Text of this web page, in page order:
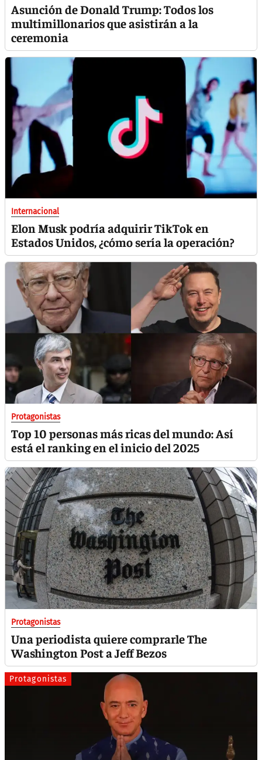
Asunción de Donald Trump: Todos los
multimillonarios que asistirán a la
ceremonia
Internacional
Elon Musk podría adquirir TikTok en
Estados Unidos, ¿cómo sería la operación?
Protagonistas
Top 10 personas más ricas del mundo: Así
está el ranking en el inicio del 2025
Protagonistas
Una periodista quiere comprarle The
Washington Post a Jeff Bezos
Protagonistas